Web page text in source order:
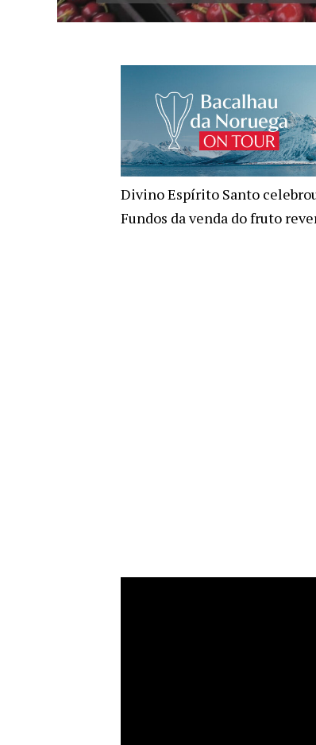
Divino Espírito Santo
Fundos da venda do fruto